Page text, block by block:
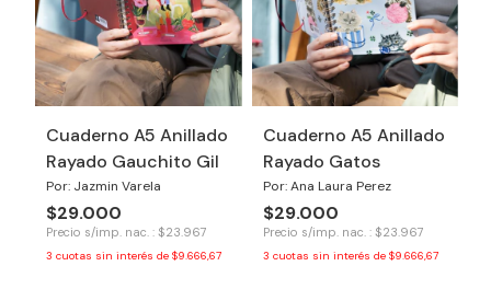
Cuaderno A5 Anillado
Rayado Gauchito Gil
Por: Jazmin Varela
$29.000
Precio s/imp. nac. : $23.967
3 cuotas sin interés de $9.666,67
Cuaderno A5 Anillado
Rayado Gatos
Por: Ana Laura Perez
$29.000
Precio s/imp. nac. : $23.967
3 cuotas sin interés de $9.666,67